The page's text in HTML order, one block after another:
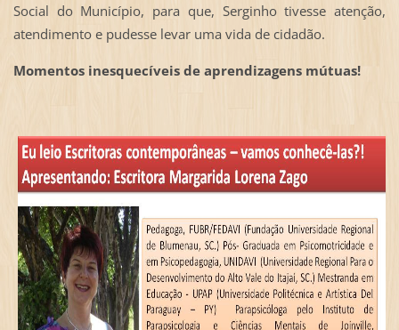
Social do Município, para que, Serginho tivesse atenção,
atendimento e pudesse levar uma vida de cidadão.
Momentos inesquecíveis de aprendizagens mútuas!